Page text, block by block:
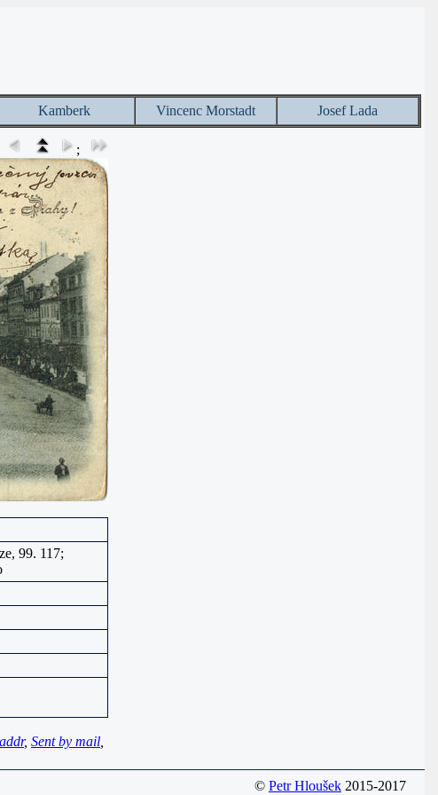
Kamberk Vincenc Morstadt Josef Lada
;
99. 117;
, Sent by mail
© Petr Hloušek 2015-2017